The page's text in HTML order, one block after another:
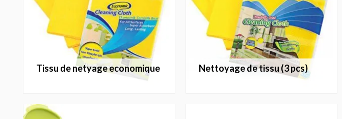
tissu de netyage economique nettoyage de tissu (3 pcs)